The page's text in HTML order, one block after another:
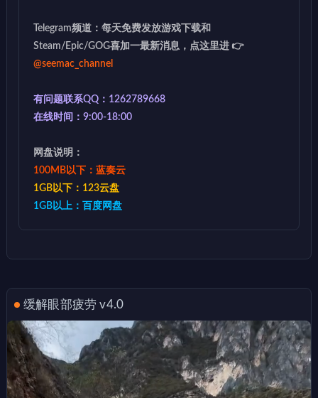
Telegram频道：每天免费发放游戏下载和
Steam/Epic/GOG喜加一最新消息，点这里进 👉
@seemac_channel
有问题联系QQ：1262789668
在线时间：9:00-18:00
网盘说明：
100MB以下：蓝奏云
1GB以下：123云盘
1GB以上：百度网盘
缓解眼部疲劳 v4.0